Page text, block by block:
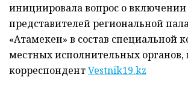
инициировала вопрос о включении
представителей региональной
«Атамекен» в состав специальной
местных исполнительных органов,
корреспондентVestnik19.kz